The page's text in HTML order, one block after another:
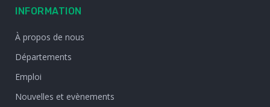
INFORMATION
À propos de nous
Départements
Emploi
Nouvelles et evènements